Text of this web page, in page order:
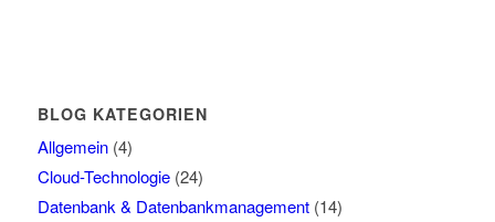
BLOG KATEGORIEN
Allgemein(4)
Cloud-Technologie(24)
Datenbank & Datenbankmanagement(14)